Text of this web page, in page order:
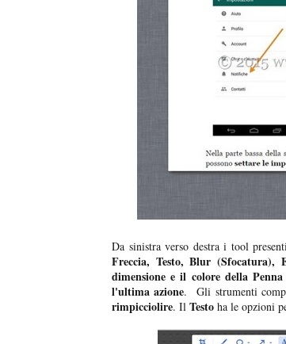
Da sinistra verso destra i tool
Freccia, Testo, Blur (Sfocatura),
dimensione e il colore della
l'ultima azione. Gli strumenti
rimpicciolire. Il Testo ha le opzioni